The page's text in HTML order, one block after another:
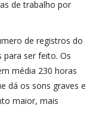
de trabalho por
de registros do
para ser feito. Os
média 230 horas
dá os sons graves e
maior, mais